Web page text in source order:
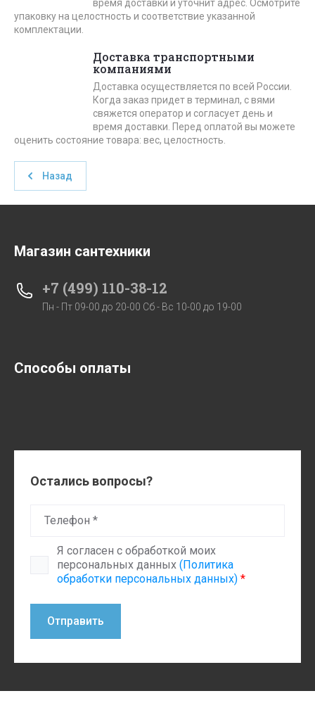
время доставки и уточнит адрес. Осмотрите
упаковку на целостность и соответствие указанной
комплектации.
Доставка транспортными
компаниями
Доставка осуществляется по всей России.
Когда заказ придет в терминал, с вями
свяжется оператор и согласует день и
время доставки. Перед оплатой вы можете
оценить состояние товара: вес, целостность.
Назад
Магазин сантехники
+7 (499) 110-38-12
Пн - Пт 09-00 до 20-00 Сб - Вс 10-00 до 19-00
Способы оплаты
Остались вопросы?
Я согласен с обработкой моих
персональных данных (Политика
обработки персональных данных) *
Отправить